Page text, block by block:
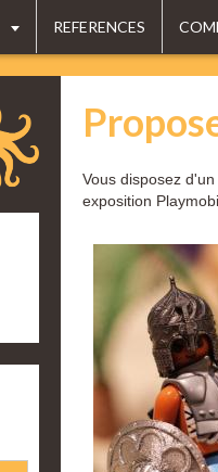
REFERENCES
Vous disposez
exposition